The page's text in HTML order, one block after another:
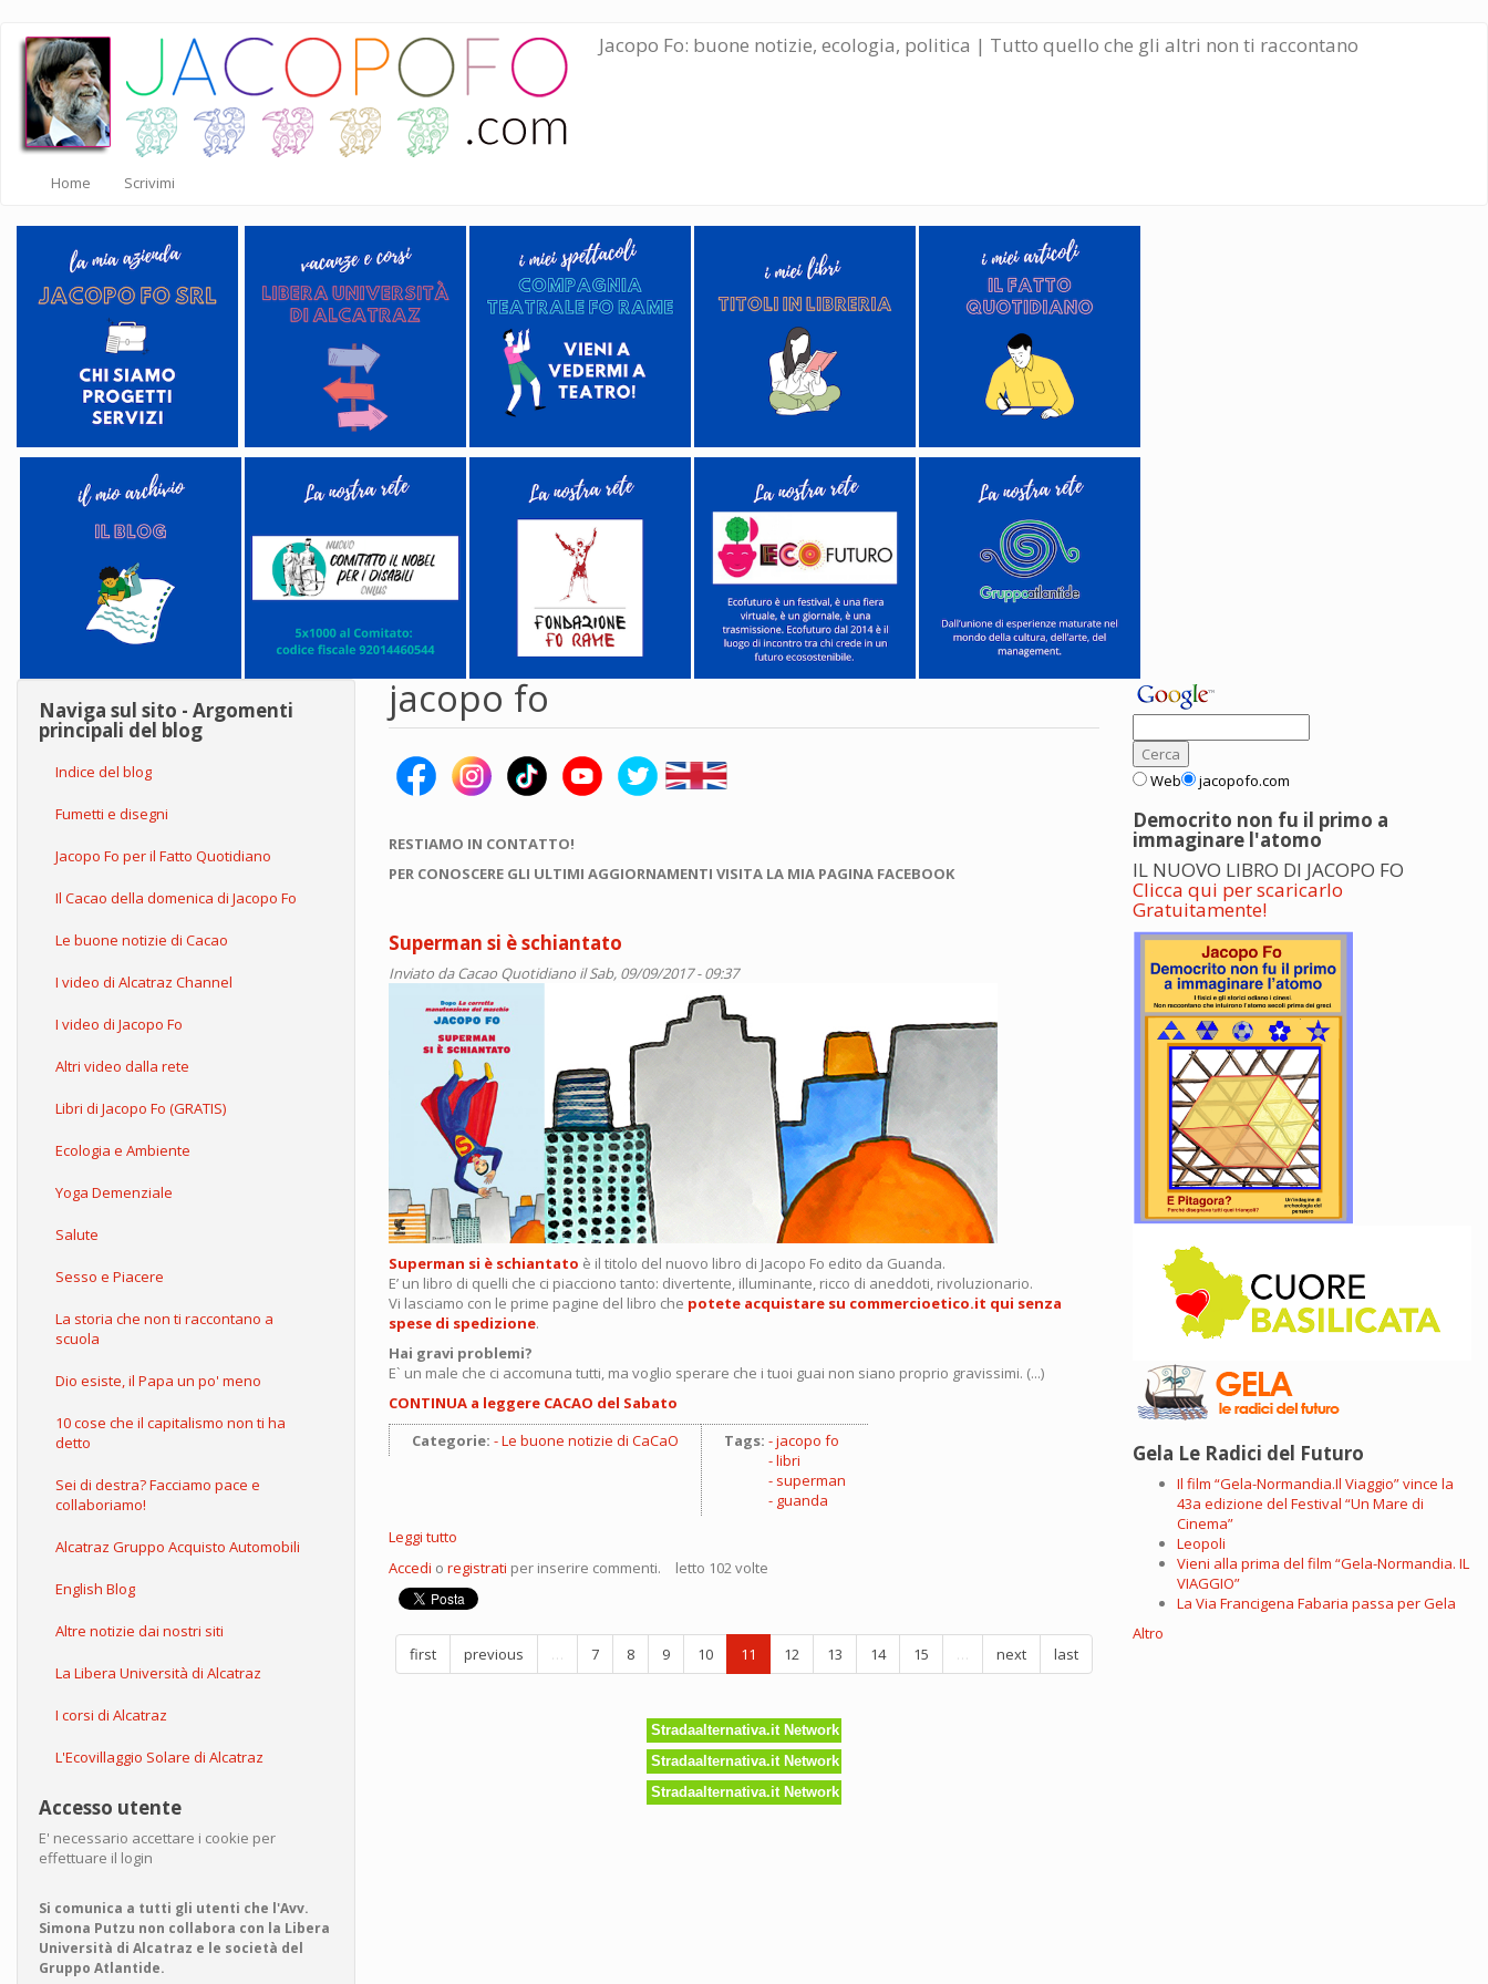
Salta
contenuto
principale
Jacopo Fo: buone notizie, ecologia, politica | Tutto quello che gli altri non ti raccontano
Home Scrivimi
Naviga sul sito - Argomenti
principali del blog
Indice del blog
Fumetti e disegni
Jacopo Fo per il Fatto Quotidiano
Il Cacao della domenica di Jacopo Fo
Le buone notizie di Cacao
I video di Alcatraz Channel
I video di Jacopo Fo
Altri video dalla rete
Libri di Jacopo Fo (GRATIS)
Ecologia e Ambiente
Yoga Demenziale
Salute
Sesso e Piacere
La storia che non ti raccontano a
scuola
Dio esiste, il Papa un po' meno
10 cose che il capitalismo non ti ha
detto
Sei di destra? Facciamo pace e
collaboriamo!
Alcatraz Gruppo Acquisto Automobili
English Blog
Altre notizie dai nostri siti
La Libera Università di Alcatraz
I corsi di Alcatraz
L'Ecovillaggio Solare di Alcatraz
Accesso utente
E' necessario accettare i cookie per
effettuare il login
Si comunica a tutti gli utenti che l'Avv.
Simona Putzu non collabora con la Libera
Università di Alcatraz e le società del
Gruppo Atlantide.
jacopo fo
RESTIAMO IN CONTATTO!
PER CONOSCERE GLI ULTIMI AGGIORNAMENTI VISITA LA MIA PAGINA FACEBOOK
Superman si è schiantato
Inviato daCacao Quotidiano il Sab, 09/09/2017 - 09:37
Superman si è schiantato è il titolo del nuovo libro di Jacopo Fo edito da Guanda.
E’ un libro di quelli che ci piacciono tanto: divertente, illuminante, ricco di aneddoti, rivoluzionario.
Vi lasciamo con le prime pagine del libro che potete acquistare su commercioetico.it qui senza
spese di spedizione.
Hai gravi problemi?
E` un male che ci accomuna tutti, ma voglio sperare che i tuoi guai non siano proprio gravissimi. (...)
CONTINUA a leggere CACAO del Sabato
Categorie:
Le buone notizie di CaCaO Tags:
jacopo fo
libri
superman
guanda
Leggi tutto
si
è
schiantato
Accedi o registrati per inserire commenti. letto 102 volte
first previous … 7 8 9 10 11 12 13 14 15 … next last
Stradaalternativa.it Network
Stradaalternativa.it Network
Stradaalternativa.it Network
Web jacopofo.com
Democrito non fu il primo a
immaginare l'atomo
IL NUOVO LIBRO DI JACOPO FO
Clicca qui per scaricarlo
Gratuitamente!
Gela Le Radici del Futuro
Il film “Gela-Normandia.Il Viaggio” vince la
43a edizione del Festival “Un Mare di
Cinema”
Leopoli
Vieni alla prima del film “Gela-Normandia. IL
VIAGGIO”
La Via Francigena Fabaria passa per Gela
Altro